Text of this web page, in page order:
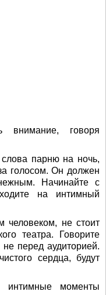
внимание, говоря
парню на ночь,
голосом. Он должен
Начинайте с
на интимный
не стоит
театра. Говорите
перед аудиторией.
сердца, будут
интимные моменты